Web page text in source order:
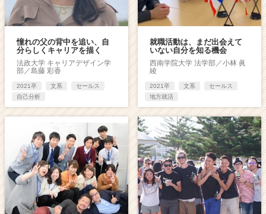
憧れの父の背中を追い、自
分らしくキャリアを描く
法政大学 キャリアデザイン学
部／島藤 彩香
2021卒 文系
セールス
自己分析
就職活動は、まだ出会えて
いない自分を知る機会
西南学院大学 法学部／小林 眞
綾
2021卒 文系
セールス
地方就活